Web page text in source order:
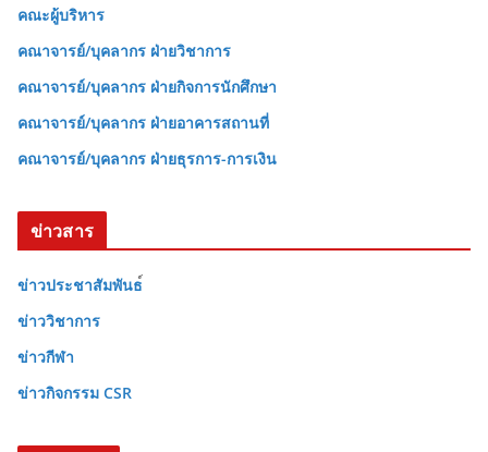
คณะผู้บริหาร
คณาจารย์/บุคลากร ฝ่ายวิชาการ
คณาจารย์/บุคลากร ฝ่ายกิจการนักศึกษา
คณาจารย์/บุคลากร ฝ่ายอาคารสถานที่
คณาจารย์/บุคลากร ฝ่ายธุรการ-การเงิน
ข่าวสาร
ข่าวประชาสัมพันธ
ข่าววิชาการ
ข่าวกีฬา
ข่าวกิจกรรม CSR